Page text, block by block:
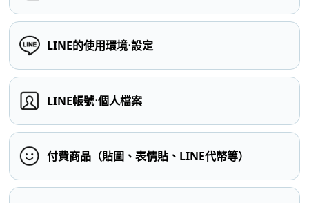
LINE的使用環境⋅設定
LINE帳號⋅個人檔案
付費商品（貼圖、表情貼、LINE代幣等）